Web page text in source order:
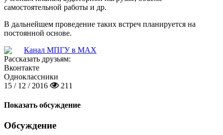
самостоятельной работы и др.
В дальнейшем проведение таких встреч планируется на
постоянной основе.
Канал МПГУ в MAX
Рассказать друзьям:
Вконтакте
Одноклассники
15 / 12 / 2016
211
Показать обсуждение
Обсуждение